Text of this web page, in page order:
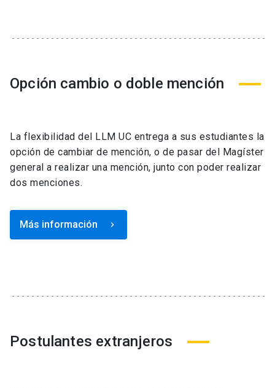
Opción cambio o doble mención
La flexibilidad del LLM UC entrega a sus estudiantes la
opción de cambiar de mención, o de pasar del Magíster
general a realizar una mención, junto con poder realizar
dos menciones.
Más información keyboard_arrow_right
Postulantes extranjeros